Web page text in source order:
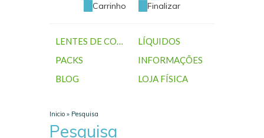
Carrinho
Finalizar
LENTES DE CONTACTO
LÍQUIDOS
PACKS
INFORMAÇÕES
BLOG
LOJA FÍSICA
Inicio » Pesquisa
Pesquisa